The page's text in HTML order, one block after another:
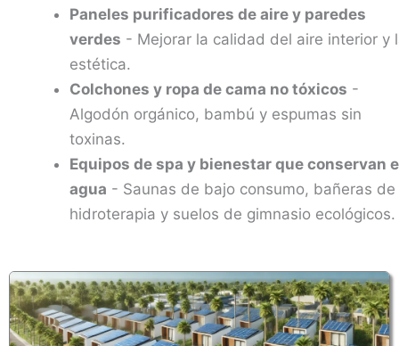
Paneles purificadores de aire y paredes
verdes - Mejorar la calidad del aire interior y
estética.
Colchones y ropa de cama no tóxicos -
Algodón orgánico, bambú y espumas sin
toxinas.
Equipos de spa y bienestar que conservan
agua - Saunas de bajo consumo, bañeras de
hidroterapia y suelos de gimnasio ecológicos.